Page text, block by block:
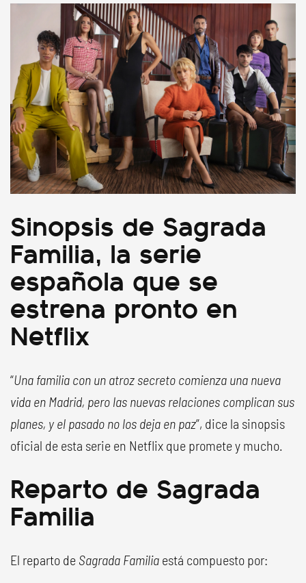
Sinopsis de Sagrada
Familia, la serie
española que se
estrena pronto en
Netflix
“Una familia con un atroz secreto comienza una nueva
vida en Madrid, pero las nuevas relaciones complican sus
planes, y el pasado no los deja en paz”, dice la sinopsis
oficial de esta serie en Netflix que promete y mucho.
Reparto de Sagrada
Familia
El reparto de Sagrada Familia está compuesto por: